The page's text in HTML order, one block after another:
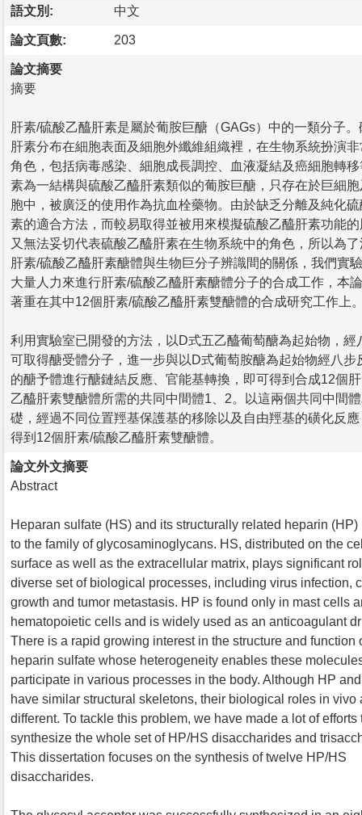
語文別: 中文
論文頁數: 203
論文摘要
摘要
肝素/硫酸乙醯肝素是屬於葡胺巨醣（GAGs）中的一類分子
肝素分布在細胞表面及細胞外纖維組織裡，在生物系統扮演
角色，包括病毒感染、細胞成長調控、血液凝結及癌細胞轉
素為一結構與硫酸乙醯肝素類似的葡胺巨醣，只存在於巨細
胞中，被廣泛的使用作為抗血栓藥物。由於缺乏分離及純化
素的適合方法，而較易取得並被用來模擬硫酸乙醯肝素功能
又無法妥切代表硫酸乙醯肝素在生物系統中的角色，所以為
肝素/硫酸乙醯肝素醣體與生物巨分子辨識間的關係，我們實
大量人力來進行肝素/硫酸乙醯肝素醣體分子的合成工作，本
著重在其中12個肝素/硫酸乙醯肝素雙醣體的合成研究工作上
利用實驗室已開發的方法，以D式五乙醯葡萄醣為起始物，經
可取得醣受體分子，進一步與以D式葡萄胺醣為起始物經八步
的醣予體進行醣鏈結反應、官能基轉換，即可得到合成12個
乙醯肝素雙醣體所需的共同中間體1、2。以這兩個共同中間
礎，經過不同位置羥基保護基的移除以及自由羥基的磺化反
得到12個肝素/硫酸乙醯肝素雙醣體。
論文外文摘要
Abstract
Heparan sulfate (HS) and its structurally related heparin (HP)
to the family of glycosaminoglycans. HS, distributed on the
surface as well as the extracellular matrix, plays significant
diverse set of biological processes, including virus infection,
growth and tumor metastasis. HP is found only in mast cells
hematopoietic cells and is widely used as an anticoagulant
There is a rapid growing interest in the structure and function
heparin sulfate whose heterogeneity enables these
participate in various processes in the body. Although HP
have similar structural skeletons, their biological roles in vivo
different. To tackle this problem, we have made a lot of efforts
synthesize the whole set of HP/HS disaccharides and
This dissertation focuses on the synthesis of twelve HP/HS
disaccharides.